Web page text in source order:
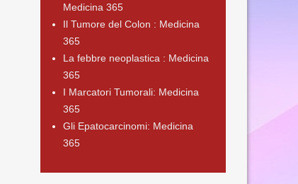
Medicina 365
Il Tumore del Colon : Medicina
365
La febbre neoplastica : Medicina
365
I Marcatori Tumorali: Medicina
365
Gli Epatocarcinomi: Medicina
365